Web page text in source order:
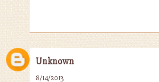
Unknown
8/14/2013